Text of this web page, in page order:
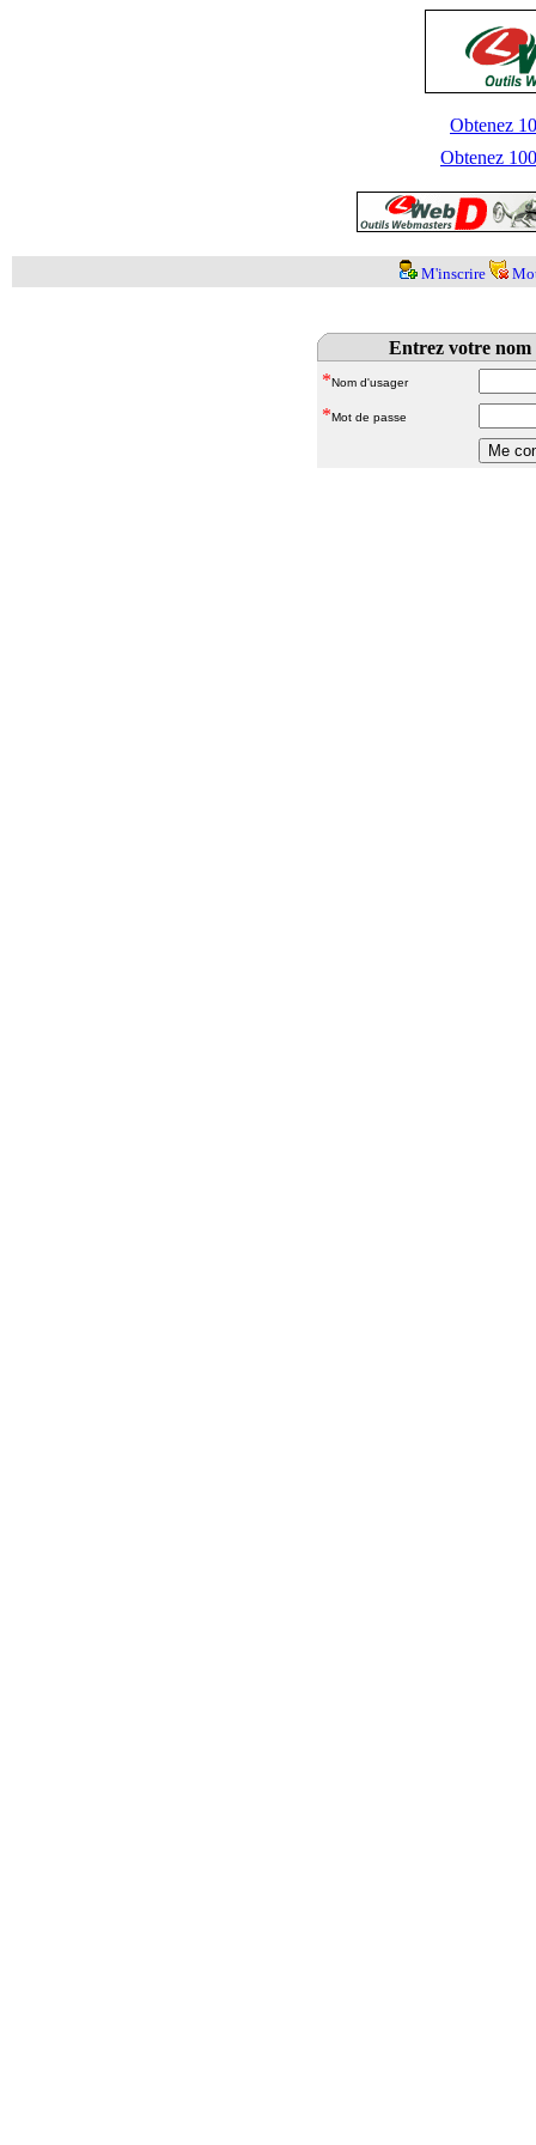
Obtenez
Obtenez
M'inscrire
Entrez votre nom
*Nom d'usager
*Mot de passe